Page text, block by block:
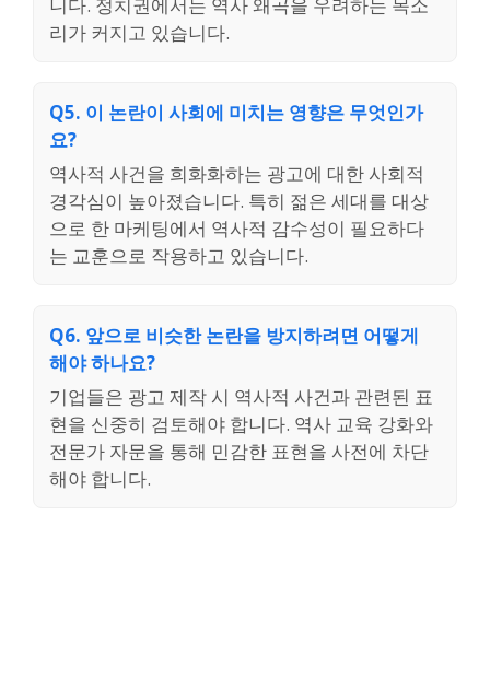
리가 커지고 있습니다.
Q5. 이 논란이 사회에 미치는 영향은 무엇인가
요?
역사적 사건을 희화화하는 광고에 대한 사회적
경각심이 높아졌습니다. 특히 젊은 세대를 대상
으로 한 마케팅에서 역사적 감수성이 필요하다
는 교훈으로 작용하고 있습니다.
Q6. 앞으로 비슷한 논란을 방지하려면 어떻게
해야 하나요?
기업들은 광고 제작 시 역사적 사건과 관련된 표
현을 신중히 검토해야 합니다. 역사 교육 강화와
전문가 자문을 통해 민감한 표현을 사전에 차단
해야 합니다.